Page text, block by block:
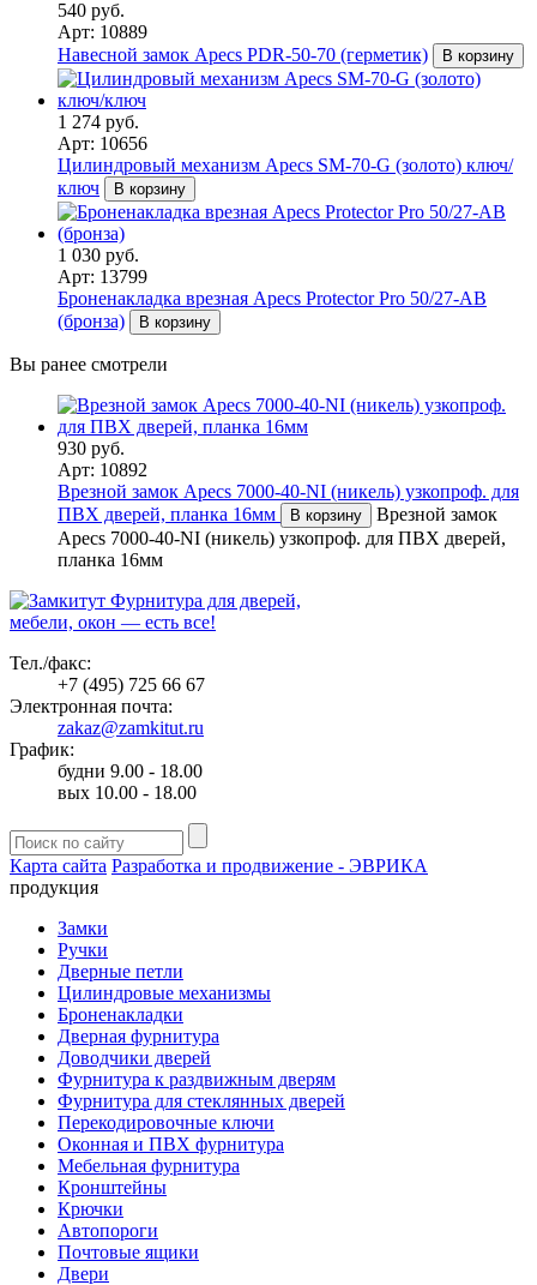
540 руб.
Арт: 10889
Навесной замок Apecs PDR-50-70 (герметик)
В корзину
1 274 руб.
Арт: 10656
Цилиндровый механизм Apecs SM-70-G (золото) ключ/
ключ
В корзину
1 030 руб.
Арт: 13799
Броненакладка врезная Apecs Protector Pro 50/27-AB
(бронза)
В корзину
Вы ранее смотрели
930 руб.
Арт: 10892
Врезной замок Apecs 7000-40-NI (никель) узкопроф. для
ПВХ дверей, планка 16мм
В корзину
Врезной замок
Apecs 7000-40-NI (никель) узкопроф. для ПВХ дверей,
планка 16мм
Фурнитура для дверей,
мебели, окон — есть все!
Тел./факс:
+7 (495) 725 66 67
Электронная почта:
zakaz@zamkitut.ru
График:
будни 9.00 - 18.00
вых 10.00 - 18.00
Карта сайта Разработка и продвижение - ЭВРИКА
продукция
Замки
Ручки
Дверные петли
Цилиндровые механизмы
Броненакладки
Дверная фурнитура
Доводчики дверей
Фурнитура к раздвижным дверям
Фурнитура для стеклянных дверей
Перекодировочные ключи
Оконная и ПВХ фурнитура
Мебельная фурнитура
Кронштейны
Крючки
Автопороги
Почтовые ящики
Двери